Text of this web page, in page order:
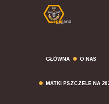
GŁÓWNA O NAS
MATKI PSZCZELE NA